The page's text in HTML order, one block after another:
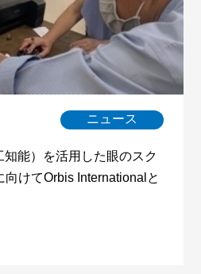
ニュース
能）を活用した眼のスク
向けてOrbis Internationalと